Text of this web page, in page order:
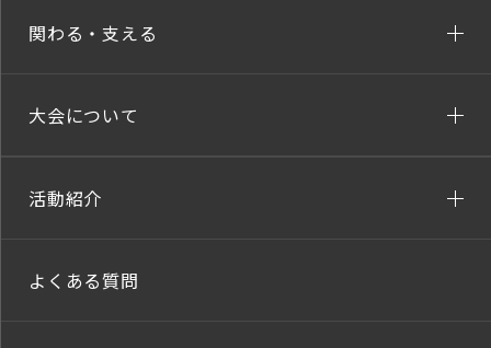
関わる・支える
大会について
活動紹介
よくある質問